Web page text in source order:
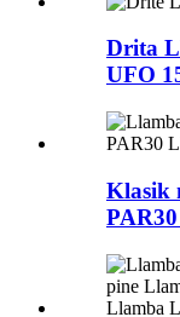
Drita
UFO
Klasik